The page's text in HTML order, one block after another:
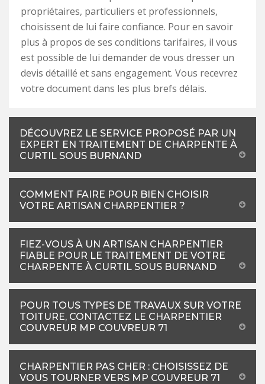
propriétaires, particuliers et professionnels,
choisissent de lui faire confiance. Pour en savoir
plus à propos de ses conditions tarifaires, il vous
est possible de lui demander de vous dresser un
devis détaillé et sans engagement. Vous recevrez
votre document dans les plus brefs délais.
DÉCOUVREZ LE SERVICE PROPOSÉ PAR UN
EXPERT EN TRAITEMENT DE CHARPENTE À
CURTIL SOUS BURNAND
COMMENT FAIRE POUR BIEN CHOISIR
VOTRE ARTISAN CHARPENTIER ?
FIEZ-VOUS À UN ARTISAN CHARPENTIER
FIABLE POUR LE TRAITEMENT DE VOTRE
CHARPENTE À CURTIL SOUS BURNAND
POUR TOUS TYPES DE TRAVAUX SUR VOTRE
TOITURE, CONTACTEZ LE CHARPENTIER
COUVREUR MP COUVREUR 71
CHARPENTIER PAS CHER : CHOISISSEZ DE
VOUS TOURNER VERS MP COUVREUR 71